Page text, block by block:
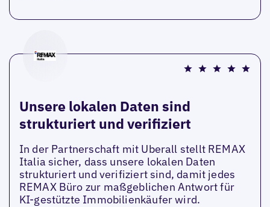
Unsere lokalen Daten sind
strukturiert und verifiziert
In der Partnerschaft mit Uberall stellt REMAX
Italia sicher, dass unsere lokalen Daten
strukturiert und verifiziert sind, damit jedes
REMAX Büro zur maßgeblichen Antwort für
KI-gestützte Immobilienkäufer wird.